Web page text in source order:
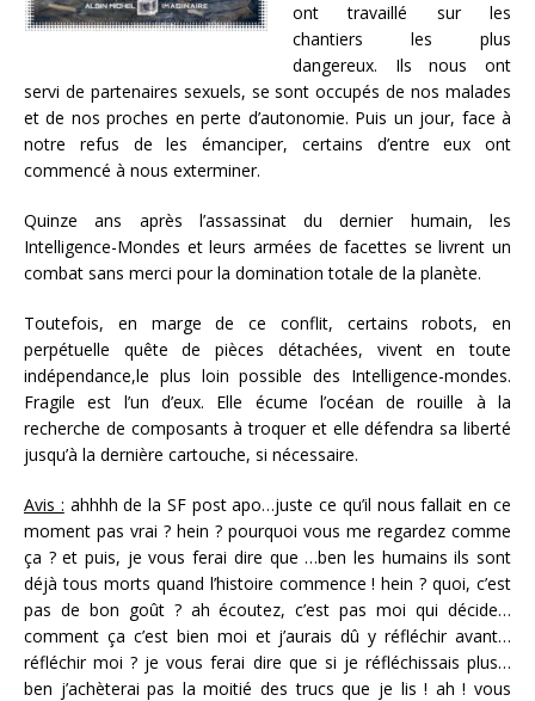
ont travaillé sur les
chantiers les plus
dangereux. Ils nous ont
servi de partenaires sexuels, se sont occupés de nos malades
et de nos proches en perte d’autonomie. Puis un jour, face à
notre refus de les émanciper, certains d’entre eux ont
commencé à nous exterminer.
Quinze ans après l’assassinat du dernier humain, les
Intelligence-Mondes et leurs armées de facettes se livrent un
combat sans merci pour la domination totale de la planète.
Toutefois, en marge de ce conflit, certains robots, en
perpétuelle quête de pièces détachées, vivent en toute
indépendance,le plus loin possible des Intelligence-mondes.
Fragile est l’un d’eux. Elle écume l’océan de rouille à la
recherche de composants à troquer et elle défendra sa liberté
jusqu’à la dernière cartouche, si nécessaire.
Avis : ahhhh de la SF post apo…juste ce qu’il nous fallait en ce
moment pas vrai ? hein ? pourquoi vous me regardez comme
ça ? et puis, je vous ferai dire que …ben les humains ils sont
déjà tous morts quand l’histoire commence ! hein ? quoi, c’est
pas de bon goût ? ah écoutez, c’est pas moi qui décide…
comment ça c’est bien moi et j’aurais dû y réfléchir avant…
réfléchir moi ? je vous ferai dire que si je réfléchissais plus…
ben j’achèterai pas la moitié des trucs que je lis ! ah ! vous